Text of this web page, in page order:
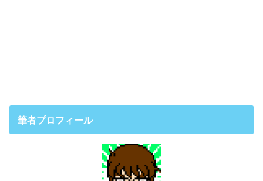
筆者プロフィール